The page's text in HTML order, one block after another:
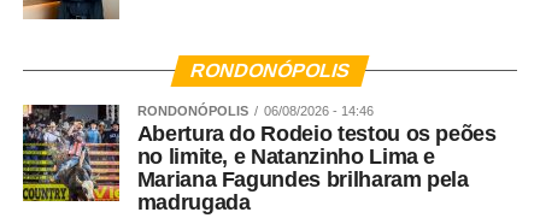
RONDONÓPOLIS
RONDONÓPOLIS 06/08/2026 - 14:46
Abertura do Rodeio testou os peões
no limite, e Natanzinho Lima e
Mariana Fagundes brilharam pela
madrugada